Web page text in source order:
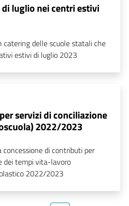
di luglio nei centri estivi
catering delle scuole statali che
estivi di luglio 2023
servizi di conciliazione
2022/2023
concessione di contributi per
dei tempi vita-lavoro
2022/2023